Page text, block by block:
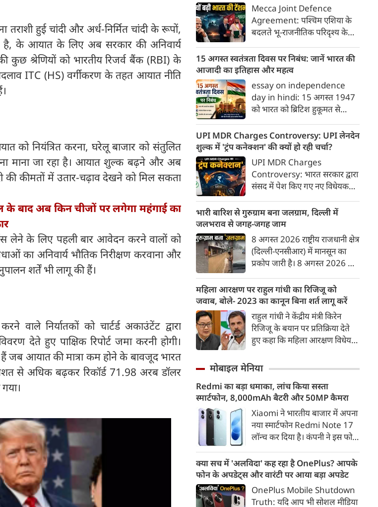
तराशी हुई चांदी और अर्ध-निर्मित चांदी के रूपों,
के आयात के लिए अब सरकार की अनिवार्य
कुछ श्रेणियों को भारतीय रिजर्व बैंक (RBI) के
ITC (HS) वर्गीकरण के तहत आयात नीति
नियंत्रित करना, घरेलू बाजार को संतुलित
माना जा रहा है। आयात शुल्क बढ़ने और अब
की कीमतों में उतार-चढ़ाव देखने को मिल सकता
के बाद अब किन चीजों पर लगेगा महंगाई का
के लिए पहली बार आवेदन करने वालों को
का अनिवार्य भौतिक निरीक्षण करवाना और
शर्तें भी लागू की हैं।
निर्यातकों को चार्टर्ड अकाउंटेंट द्वारा
देते हुए पाक्षिक रिपोर्ट जमा करनी होगी।
जब आयात की मात्रा कम होने के बावजूद भारत
से अधिक बढ़कर रिकॉर्ड 71.98 अरब डॉलर
Mecca Joint Defence
Agreement: पश्चिम एशिया के
बदलते भू-राजनीतिक परिदृश्य के
अरब ने एक ऐतिहासिक और
रणनीतिक 'मक्का संयुक्त रक्षा
समझौते' (Mecca Joint
Defence Agreement) पर
हस्ताक्षर किए हैं।
15 अगस्त स्वतंत्रता दिवस पर निबंध: जानें भारत की
आजादी का इतिहास और महत्व
essay on independence
day in hindi: 15 अगस्त 1947
को भारत को ब्रिटिश हुकूमत से
दिन जहाँ स्वतंत्रता का उल्लास लेकर
आया, वहीं देशवासियों को विभाजन
के गहरे जख्म और दर्द का भी सामना
करना पड़ा। इस दर्द के बावजूद,
भारतीयों ने अपने अतीत को भुलाकर
एक नए भारत के निर्माण का संकल्प
लिया और वैश्विक पटल पर देश की
एक मजबूत पहचान गढ़ी। आइए,
स्वतंत्रता दिवस (15 अगस्त) पर एक
प्रेरणादायक निबंध पढ़ते हैं।
UPI MDR Charges Controversy: UPI लेनदेन
शुल्क में 'ट्रंप कनेक्शन' की क्यों हो रही चर्चा?
UPI MDR Charges
Controversy: भारत सरकार द्वारा
संसद में पेश किए गए नए विधेयक—
2026—के जरिए बैंकों और भुगतान
प्रणाली प्रदाताओं को यूपीआई (UPI)
और रूपे (RuPay) डेबिट कार्ड
भुगतानों पर मर्चेंट डिस्काउंट रेट
(MDR) यानी लेनदेन शुल्क लगाने
की अनुमति देने के प्रावधानों ने देश में
एक बड़ी बहस छेड़ दी है।
भारी बारिश से गुरुग्राम बना जलग्राम, दिल्ली में
जलभराव से जगह-जगह जाम
8 अगस्त 2026 राष्ट्रीय राजधानी क्षेत्र
(दिल्ली-एनसीआर) में मानसून का
प्रकोप जारी है। 8 अगस्त 2026 को
दिल्ली और गुरुग्राम की रफ्तार पर
ब्रेक लगा दिया है। भारी वर्षा के कारण
गुरुग्राम की सड़कें नदियों में तब्दील हो
गईं, जिससे शहर में 'जलग्राम' जैसे
हालात बन गए हैं।
महिला आरक्षण पर राहुल गांधी का रिजिजू को
जवाब, बोले- 2023 का कानून बिना शर्त लागू करें
राहुल गांधी ने केंद्रीय मंत्री किरेन
रिजिजू के बयान पर प्रतिक्रिया देते
हुए कहा कि महिला आरक्षण विधेयक
चुका है। उन्होंने सवाल उठाया कि तीन
हुआ और इसे परिसीमन से क्यों जोड़ा
जा रहा है।
मोबाइल मेनिया
Redmi का बड़ा धमाका, लांच किया सस्ता
स्मार्टफोन, 8,000mAh बैटरी और 50MP कैमरा
Xiaomi ने भारतीय बाजार में अपना
नया स्मार्टफोन Redmi Note 17
लॉन्च कर दिया है। कंपनी ने इस फोन
डिस्प्ले, 8,000mAh की बड़ी बैटरी
और Qualcomm Snapdragon
चिपसेट के साथ पेश किया है। फोन में
50MP का मेन कैमरा दिया गया है।
क्या सच में 'अलविदा' कह रहा है OnePlus? आपके
फोन के अपडेट्स और वारंटी पर आया बड़ा अपडेट
OnePlus Mobile Shutdown
Truth: यदि आप भी सोशल मीडिया